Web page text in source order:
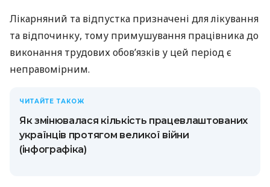
Лікарняний та відпустка призначені для лікування
та відпочинку, тому примушування працівника до
виконання трудових обов’язків у цей період є
неправомірним.
ЧИТАЙТЕ ТАКОЖ
Як змінювалася кількість працевлаштованих
українців протягом великої війни
(інфографіка)